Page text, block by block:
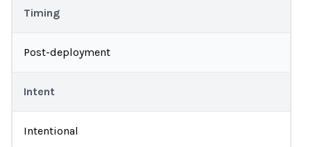
Timing
Post-deployment
Intent
Intentional